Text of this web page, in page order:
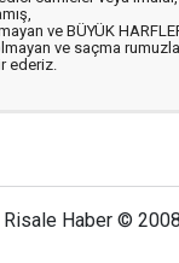
ve BÜYÜK
ve saçma
ederiz.
Risale Haber © 2008